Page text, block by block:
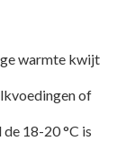
warmte kwijt
of
18-20 °C is